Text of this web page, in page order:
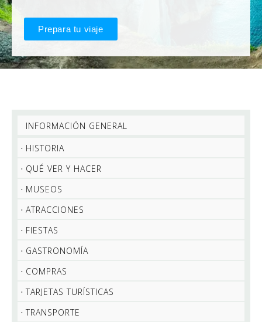
Prepara tu viaje
INFORMACIÓN GENERAL
HISTORIA
QUÉ VER Y HACER
MUSEOS
ATRACCIONES
FIESTAS
GASTRONOMÍA
COMPRAS
TARJETAS TURÍSTICAS
TRANSPORTE